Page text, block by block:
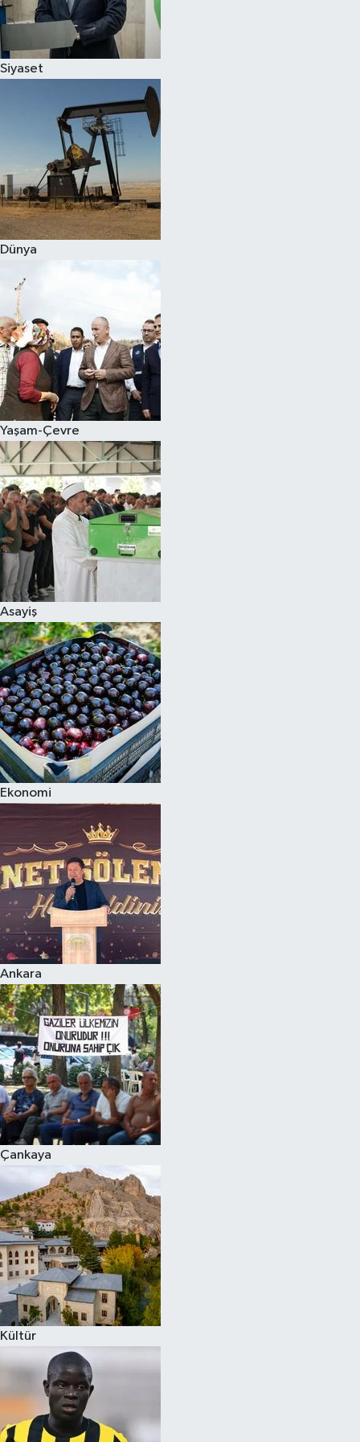
Siyaset
Dünya
Yaşam-Çevre
Asayiş
Ekonomi
Ankara
Çankaya
Kültür
Spor
Çocuk
Eğitim
Hava Durumu
Kadın
Kültür Sanat
Sağlık
Siyaset
Teknoloji
Televizyon
Yaşam-Çevre